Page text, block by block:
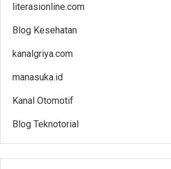
literasionline.com
Blog Kesehatan
kanalgriya.com
manasuka.id
Kanal Otomotif
Blog Teknotorial